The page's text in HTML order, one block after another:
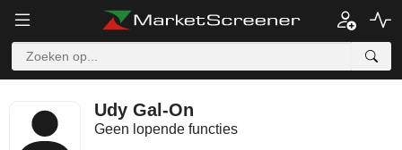
Udy Gal-On
Geen lopende functies